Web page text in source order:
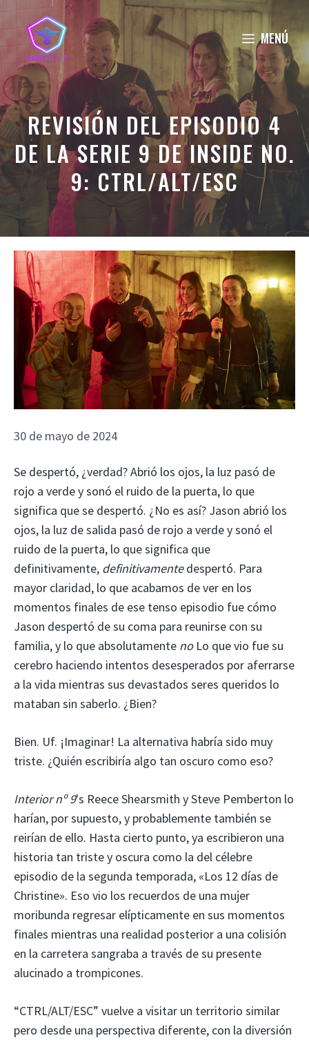
Saltar
contenido
MENÚ
REVISIÓN DEL EPISODIO 4
DE LA SERIE 9 DE INSIDE NO.
9: CTRL/ALT/ESC
30 de mayo de 2024
Se despertó, ¿verdad? Abrió los ojos, la luz pasó de
rojo a verde y sonó el ruido de la puerta, lo que
significa que se despertó. ¿No es así? Jason abrió los
ojos, la luz de salida pasó de rojo a verde y sonó el
ruido de la puerta, lo que significa que
definitivamente, definitivamentedespertó. Para
mayor claridad, lo que acabamos de ver en los
momentos finales de ese tenso episodio fue cómo
Jason despertó de su coma para reunirse con su
familia, y lo que absolutamente noLo que vio fue su
cerebro haciendo intentos desesperados por aferrarse
a la vida mientras sus devastados seres queridos lo
mataban sin saberlo. ¿Bien?
Bien. Uf. ¡Imaginar! La alternativa habría sido muy
triste. ¿Quién escribiría algo tan oscuro como eso?
Interior nº 9's Reece Shearsmith y Steve Pemberton lo
harían, por supuesto, y probablemente también se
reirían de ello. Hasta cierto punto, ya escribieron una
historia tan triste y oscura como la del célebre
episodio de la segunda temporada, «Los 12 días de
Christine». Eso vio los recuerdos de una mujer
moribunda regresar elípticamente en sus momentos
finales mientras una realidad posterior a una colisión
en la carretera sangraba a través de su presente
alucinado a trompicones.
“CTRL/ALT/ESC” vuelve a visitar un territorio similar
pero desde una perspectiva diferente, con la diversión